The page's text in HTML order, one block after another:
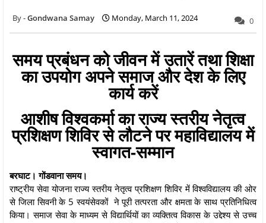
Gondwana Samay Monday, March 11, 2024 0
समय प्रबंधन को जीवन में उतारें तथा शिक्षा
का उपयोग अपने समाज और देश के लिए
कार्य करें
आशीष विश्वकर्मा का राज्य स्तरीय नेतृत्व
प्रशिक्षण शिविर से लौटने पर महाविद्यालय में
स्वागत-सम्मान
बरघाट। गोंडवाना समय।
राष्ट्रीय सेवा योजना राज्य स्तरीय नेतृत्व प्रशिक्षण शिविर में विश्वविद्यालय की ओर
से जिला सिवनी के 5 स्वयंसेवकों ने पूरी तत्परता और क्षमता के साथ प्रतिनिधित्व
किया। समाज सेवा के माध्यम से विद्यार्थियों का व्यक्तित्व विकास के उद्देश्य से उच्च